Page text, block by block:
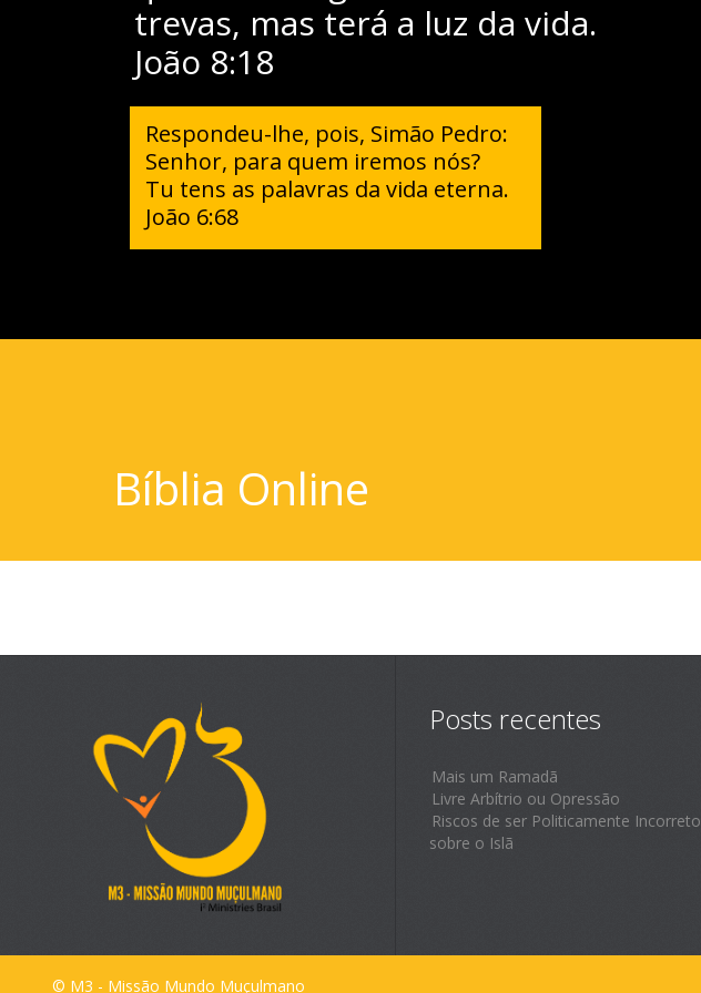
Respondeu-lhe, pois, Simão Pedro:
Senhor, para quem iremos nós?
Tu tens as palavras da vida eterna.
João 6:68
trevas, mas terá a luz da vida.
João 8:18
Bíblia Online
Posts recentes
Mais um Ramadã
Livre Arbítrio ou Opressão
Riscos de ser Politicamente Incorreto
sobre o Islã
© M3 - Missão Mundo Muçulmano